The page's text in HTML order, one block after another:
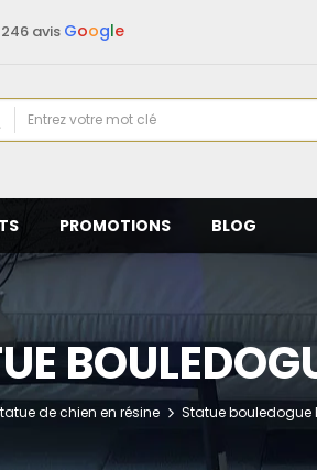
avis Google
PROMOTIONS BLOG
de chien en résine Statue bouledogue